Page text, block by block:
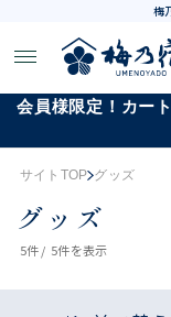
梅
会員様限定！カー
サイトTOP グッズ
グッズ
5件 / 5件を表示